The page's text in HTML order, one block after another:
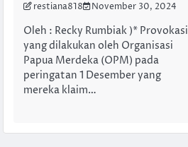
restiana818 November 30, 2024
Oleh : Recky Rumbiak )* Provokasi
yang dilakukan oleh Organisasi
Papua Merdeka (OPM) pada
peringatan 1 Desember yang
mereka klaim…